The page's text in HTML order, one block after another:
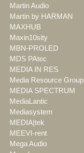
Martin Audio
Martin by HARMAN
MAXHUB
Maxin10sity
MBN-PROLED
MDS PAtec
MEDIA IN RES
Media Resource Group
MEDIA SPECTRUM
MediaLantic
Mediasystem
MEDIA|tek
MEEVI-rent
Mega Audio